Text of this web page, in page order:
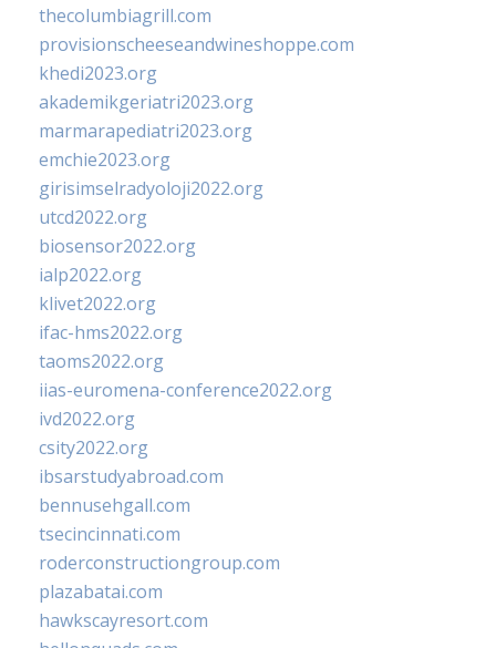
thecolumbiagrill.com
provisionscheeseandwineshoppe.com
khedi2023.org
akademikgeriatri2023.org
marmarapediatri2023.org
emchie2023.org
girisimselradyoloji2022.org
utcd2022.org
biosensor2022.org
ialp2022.org
klivet2022.org
ifac-hms2022.org
taoms2022.org
iias-euromena-conference2022.org
ivd2022.org
csity2022.org
ibsarstudyabroad.com
bennusehgall.com
tsecincinnati.com
roderconstructiongroup.com
plazabatai.com
hawkscayresort.com